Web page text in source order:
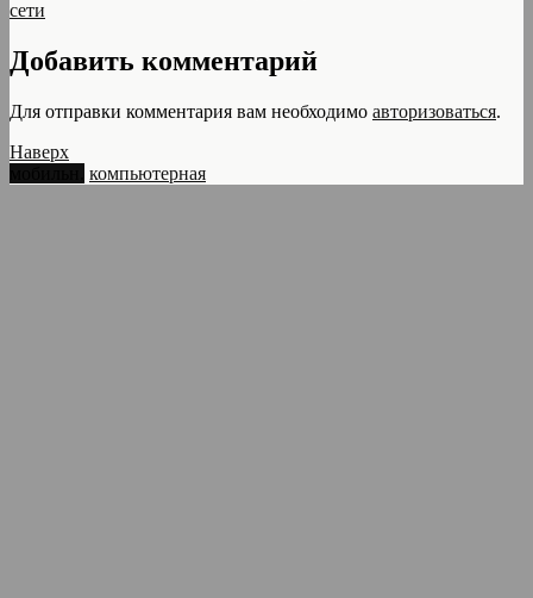
сети
Добавить комментарий
Для отправки комментария вам необходимо авторизоваться.
Наверх
компьютерная